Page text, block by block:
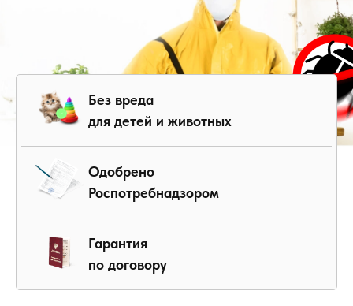
Без вреда
для детей и животных
Одобрено
Роспотребнадзором
Гарантия
по договору